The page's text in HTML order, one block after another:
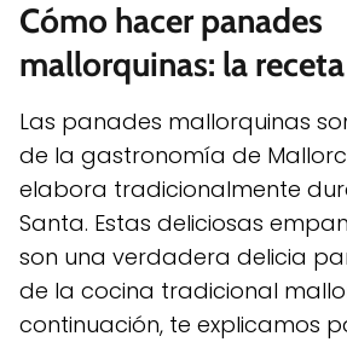
Cómo hacer panades
mallorquinas: la
Las panades mallorquinas
de la gastronomía de
elabora tradicionalmente
Santa. Estas deliciosas
son una verdadera delicia
de la cocina tradicional
continuación, te explicamos